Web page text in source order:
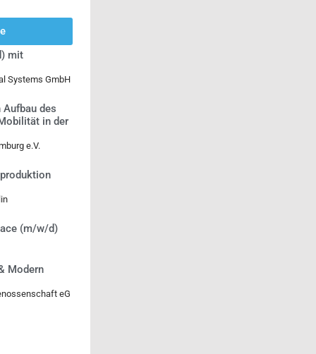
mit
Systems GmbH
des
in der
e.V.
(m/w/d)
Modern
eG